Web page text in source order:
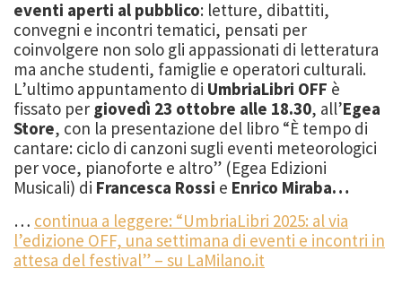
eventi aperti al pubblico: letture, dibattiti,
convegni e incontri tematici, pensati per
coinvolgere non solo gli appassionati di letteratura
ma anche studenti, famiglie e operatori culturali.
L’ultimo appuntamento di UmbriaLibri OFF è
fissato per giovedì 23 ottobre alle 18.30, all’Egea
Store, con la presentazione del libro “È tempo di
cantare: ciclo di canzoni sugli eventi meteorologici
per voce, pianoforte e altro” (Egea Edizioni
Musicali) di Francesca Rossi e Enrico Miraba…
… continua a leggere: “UmbriaLibri 2025: al via
l’edizione OFF, una settimana di eventi e incontri in
attesa del festival” – su LaMilano.it